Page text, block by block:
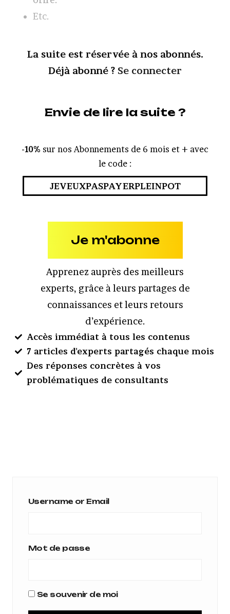
Etc.
La suite est réservée à nos abonnés.
Déjà abonné ? Se connecter
Envie de lire la suite ?
-10% sur nos Abonnements de 6 mois et + avec
le code :
JEVEUXPASPAYERPLEINPOT
Je m'abonne
Apprenez auprès des meilleurs
experts, grâce à leurs partages de
connaissances et leurs retours
d’expérience.
Accès immédiat à tous les contenus
7 articles d'experts partagés chaque mois
Des réponses concrètes à vos
problématiques de consultants
Username or Email
Mot de passe
Se souvenir de moi